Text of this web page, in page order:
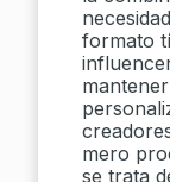
formato
mero
se trata